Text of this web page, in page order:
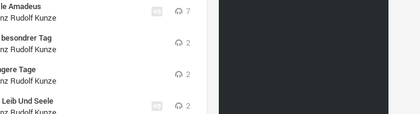
Amadeus
Rudolf Kunze
7
besondrer Tag
Rudolf Kunze
2
Tage
Rudolf Kunze
2
Und Seele
2